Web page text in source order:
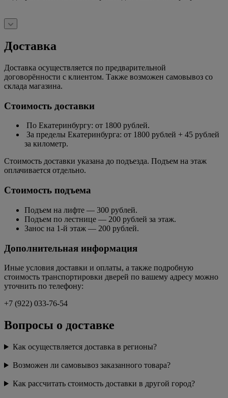
Доставка
Доставка осуществляется по предварительной
договорённости с клиентом. Также возможен самовывоз со
склада магазина.
Стоимость доставки
По Екатеринбургу: от 1800 рублей.
За пределы Екатеринбурга: от 1800 рублей + 45 рублей
за километр.
Стоимость доставки указана до подъезда. Подъем на этаж
оплачивается отдельно.
Стоимость подъема
Подъем на лифте — 300 рублей.
Подъем по лестнице — 200 рублей за этаж.
Занос на 1-й этаж — 200 рублей.
Дополнительная информация
Иные условия доставки и оплаты, а также подробную
стоимость транспортировки дверей по вашему адресу можно
уточнить по телефону:
+7 (922) 033-76-54
Вопросы о доставке
Как осуществляется доставка в регионы?
Возможен ли самовывоз заказанного товара?
Как рассчитать стоимость доставки в другой город?